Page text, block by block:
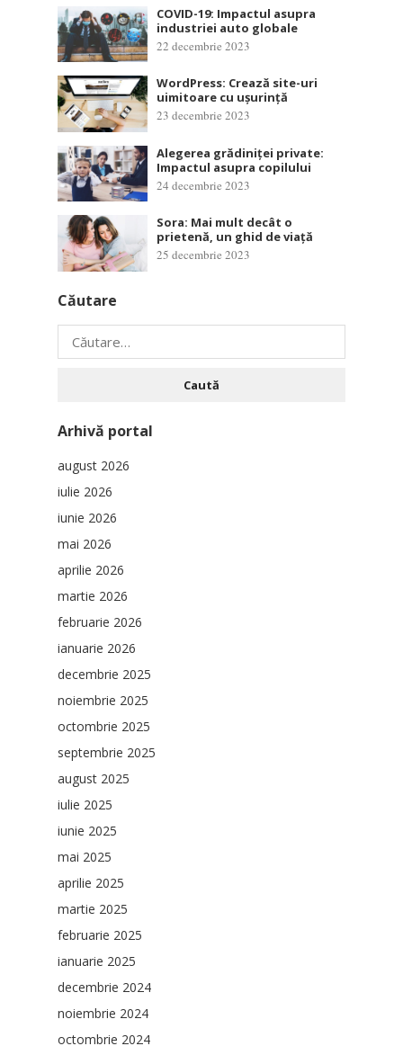
COVID-19: Impactul asupra
industriei auto globale
22 decembrie 2023
WordPress: Crează site-uri
uimitoare cu ușurință
23 decembrie 2023
Alegerea grădiniței private:
Impactul asupra copilului
24 decembrie 2023
Sora: Mai mult decât o
prietenă, un ghid de viață
25 decembrie 2023
Căutare
Caută
după:
Arhivă portal
august 2026
iulie 2026
iunie 2026
mai 2026
aprilie 2026
martie 2026
februarie 2026
ianuarie 2026
decembrie 2025
noiembrie 2025
octombrie 2025
septembrie 2025
august 2025
iulie 2025
iunie 2025
mai 2025
aprilie 2025
martie 2025
februarie 2025
ianuarie 2025
decembrie 2024
noiembrie 2024
octombrie 2024